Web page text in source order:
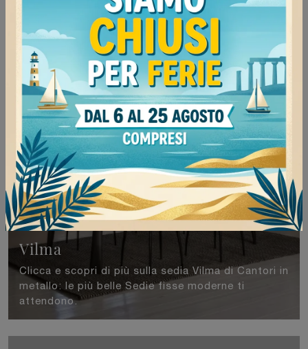
Vilma
Clicca e scopri di più sulla sedia Vilma di Cantori in
metallo: le più belle Sedie fisse moderne ti
attendono.